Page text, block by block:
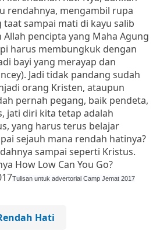
rendahnya, mengambil rupa
sampai mati di kayu salib
Allah pencipta yang Maha Agung
harus membungkuk dengan
bayi yang merayap dan
Jadi tidak pandang sudah
orang Kristen, ataupun
pernah pegang, baik pendeta,
jati diri kita tetap adalah
yang harus terus belajar
sejauh mana rendah hatinya?
sampai seperti Kristus.
How Low Can You Go?
Tulisan untuk advertorial Camp Jemat 2017
Hati